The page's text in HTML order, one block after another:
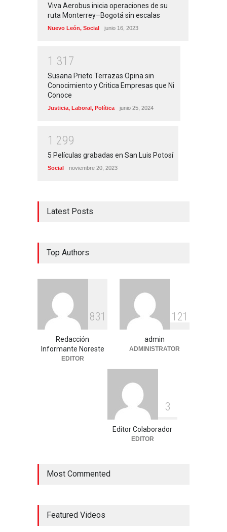
Viva Aerobus inicia operaciones de su
ruta Monterrey–Bogotá sin escalas
Nuevo León, Social junio 16, 2023
1 31 7
Susana Prieto Terrazas Opina sin
Conocimiento y Critica Empresas que Ni
Conoce
Justicia, Laboral, Política junio 25, 2024
1 299
5 Películas grabadas en San Luis Potosí
Social noviembre 20, 2023
Latest Posts
Top Authors
831
Redacción
Informante Noreste
EDITOR
1 21
admin
ADMINISTRATOR
3
Editor Colaborador
EDITOR
Most Commented
Featured Videos